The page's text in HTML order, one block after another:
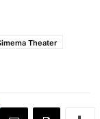
Theater